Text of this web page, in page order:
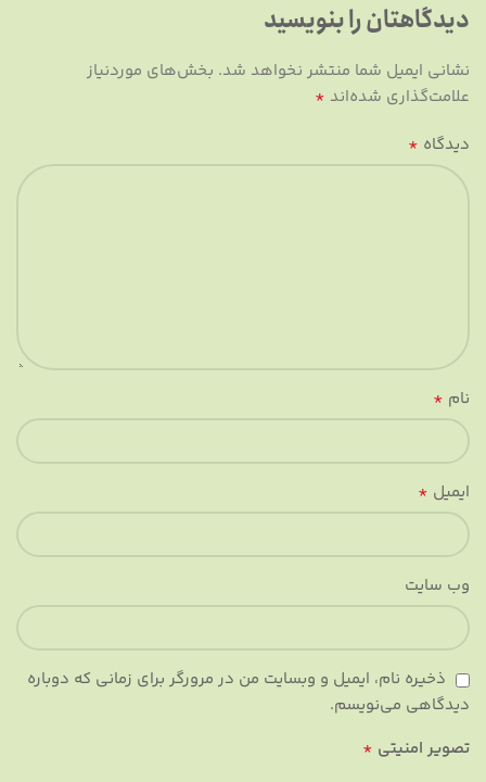
دیدگاهتان را بنویسید
نشانی ایمیل شما منتشر نخواهد شد. بخش‌های موردنیاز
علامت‌گذاری شده‌اند *
دیدگاه *
نام *
ایمیل *
وب‌ سایت
ذخیره نام، ایمیل و وبسایت من در مرورگر برای زمانی که دوباره
دیدگاهی می‌نویسم.
تصویر امنیتی *